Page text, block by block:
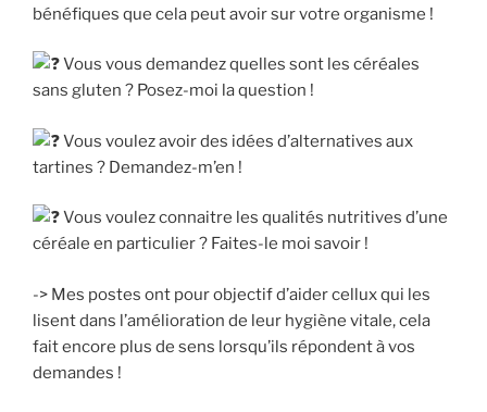
bénéfiques que cela peut avoir sur votre organisme !
Vous vous demandez quelles sont les céréales
sans gluten ? Posez-moi la question !
Vous voulez avoir des idées d’alternatives aux
tartines ? Demandez-m’en !
Vous voulez connaitre les qualités nutritives d’une
céréale en particulier ? Faites-le moi savoir !
-> Mes postes ont pour objectif d’aider cellux qui les
lisent dans l’amélioration de leur hygiène vitale, cela
fait encore plus de sens lorsqu’ils répondent à vos
demandes !